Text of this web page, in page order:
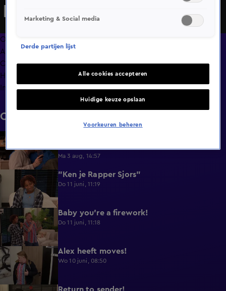
Overzicht
Afleveringen
Clips
Hoe is het nu met?
Info
Clips
6:32
Ma 3 aug, 14:57
0:49 "Ken je Rapper Sjors"
Do 11 juni, 11:19
0:39 Baby you're a firework!
Do 11 juni, 11:18
0:43 Alex heeft moves!
Wo 10 juni, 08:50
Marketing & Social media
Derde partijen lijst
Alle cookies accepteren
Huidige keuze opslaan
Voorkeuren beheren